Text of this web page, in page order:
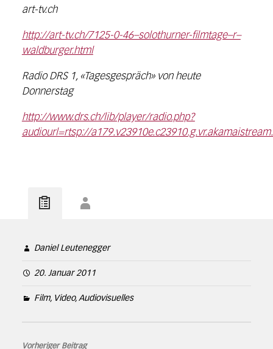
art-tv.ch
http://art-tv.ch/7125-0-46–solothurner-filmtage–r–
waldburger.html
Radio DRS 1, «Tagesgespräch» von heute
Donnerstag
http://www.drs.ch/lib/player/radio.php?
audiourl=rtsp://
Daniel Leutenegger
20. Januar 2011
Film, Video, Audiovisuelles
Vorheriger Beitrag